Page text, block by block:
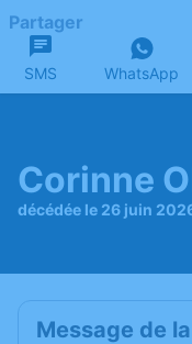
Partager
SMS WhatsApp
Corinne
décédée le 26 juin
Message de